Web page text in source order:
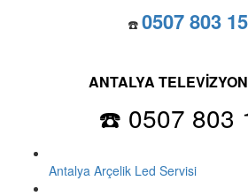
☎️ 0507 803
ANTALYA
☎️ 0507 803
Antalya Arçelik Led Servisi